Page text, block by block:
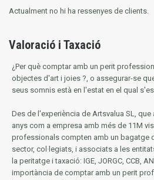
Actualment no hi ha ressenyes de clients.
Valoració i Taxació
¿Per què comptar amb un perit
objectes d'art i joies ?, o assegurar-se
seus somnis està en l'estat en el qual
Des de l'experiència de Artsvalua SL,
anys com a empresa amb més de 11M
professionals compten amb un bagatge
sector, col·legiats, i associats a les
la peritatge i taxació: IGE, JORGC, CCB,
importància de comptar amb un perit